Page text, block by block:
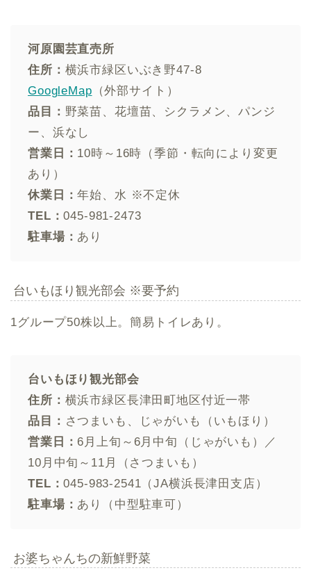
河原園芸直売所
住所： 横浜市緑区いぶき野47-8
GoogleMap （外部サイト）
品目： 野菜苗、花壇苗、シクラメン、パンジ
ー、浜なし
営業日： 10時～16時（季節・転向により変更
あり）
休業日：年始、水 ※不定休
TEL：045-981-2473
駐車場： あり
台いもほり観光部会 ※要予約
1グループ50株以上。簡易トイレあり。
台いもほり観光部会
住所： 横浜市緑区長津田町地区付近一帯
品目： さつまいも、じゃがいも（いもほり）
営業日： 6月上旬～6月中旬（じゃがいも）／
10月中旬～11月（さつまいも）
TEL：045-983-2541（JA横浜長津田支店）
駐車場： あり（中型駐車可）
お婆ちゃんちの新鮮野菜